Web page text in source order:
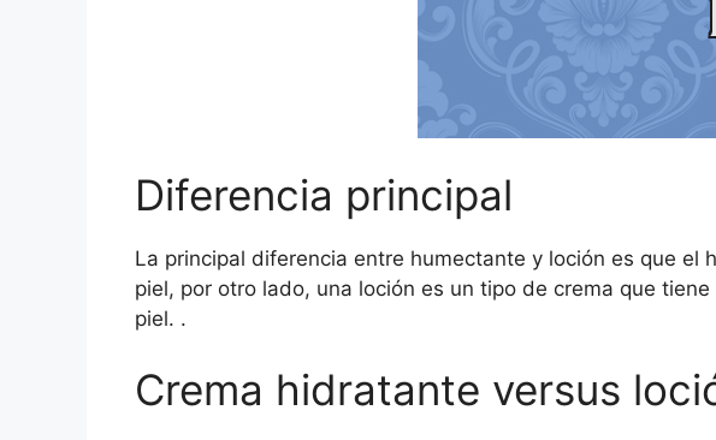
Diferencia principal
La principal diferencia entre humectante y loción es que
piel, por otro lado, una loción es un tipo de crema que
piel. .
Crema hidratante versus